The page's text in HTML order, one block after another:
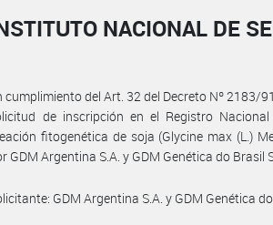
NACIONAL DE
cumplimiento del Art. 32 del Decreto Nº 2183/
de inscripción en el Registro
fitogenética de soja (Glycine max (L.)
GDM Argentina S.A. y GDM Genética do Brasil
GDM Argentina S.A. y GDM Genética